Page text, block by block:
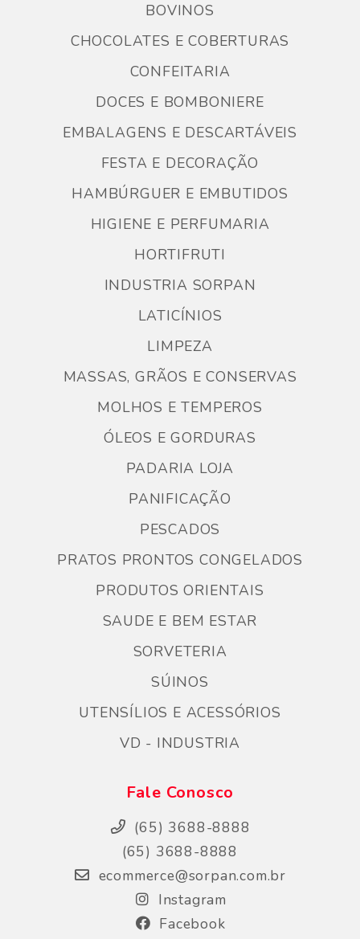
BOVINOS
CHOCOLATES E COBERTURAS
CONFEITARIA
DOCES E BOMBONIERE
EMBALAGENS E DESCARTÁVEIS
FESTA E DECORAÇÃO
HAMBÚRGUER E EMBUTIDOS
HIGIENE E PERFUMARIA
HORTIFRUTI
INDUSTRIA SORPAN
LATICÍNIOS
LIMPEZA
MASSAS, GRÃOS E CONSERVAS
MOLHOS E TEMPEROS
ÓLEOS E GORDURAS
PADARIA LOJA
PANIFICAÇÃO
PESCADOS
PRATOS PRONTOS CONGELADOS
PRODUTOS ORIENTAIS
SAUDE E BEM ESTAR
SORVETERIA
SÚINOS
UTENSÍLIOS E ACESSÓRIOS
VD - INDUSTRIA
Fale Conosco
(65) 3688-8888
(65) 3688-8888
ecommerce@sorpan.com.br
Instagram
Facebook